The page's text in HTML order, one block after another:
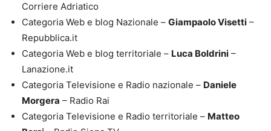
Corriere Adriatico
Categoria Web e blog Nazionale – Giampaolo Visetti –
Repubblica.it
Categoria Web e blog territoriale – Luca Boldrini –
Lanazione.it
Categoria Televisione e Radio nazionale – Daniele
Morgera – Radio Rai
Categoria Televisione e Radio territoriale – Matteo